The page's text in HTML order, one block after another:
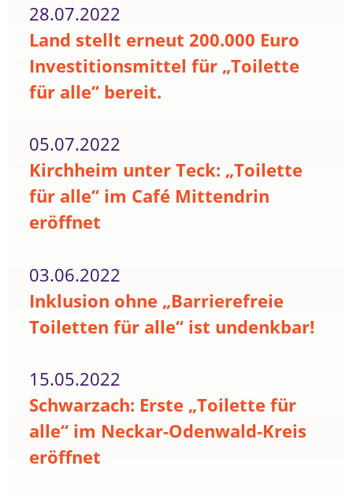
28.07.2022
Land stellt erneut 200.000 Euro
Investitionsmittel für „Toilette
für alle“ bereit.
05.07.2022
Kirchheim unter Teck: „Toilette
für alle“ im Café Mittendrin
eröffnet
03.06.2022
Inklusion ohne „Barrierefreie
Toiletten für alle“ ist undenkbar!
15.05.2022
Schwarzach: Erste „Toilette für
alle“ im Neckar-Odenwald-Kreis
eröffnet